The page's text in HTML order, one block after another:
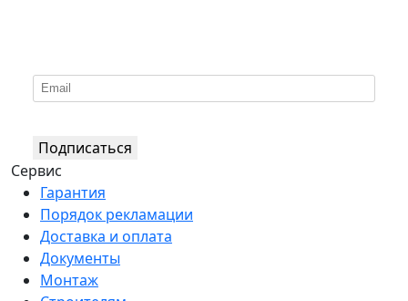
Подписаться
Сервис
Гарантия
Порядок рекламации
Доставка и оплата
Документы
Монтаж